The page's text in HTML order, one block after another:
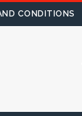
CONDITIONS